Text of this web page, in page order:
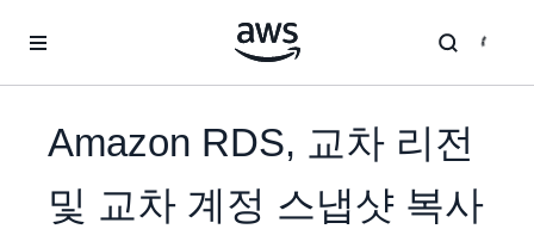
Amazon RDS, 교차 리전
및 교차 계정 스냅샷 복사